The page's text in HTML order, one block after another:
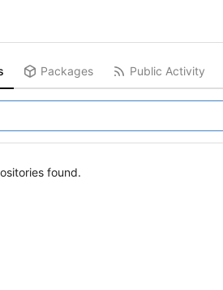
Packages Public Activity
found.